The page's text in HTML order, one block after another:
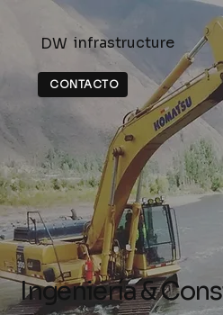
DW infrastructure
CONTACTO
Ingeniería &